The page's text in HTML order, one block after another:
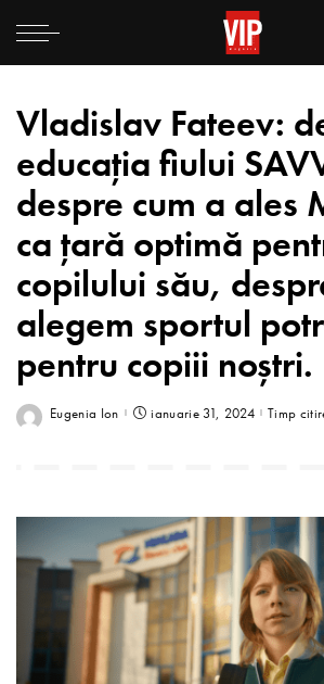
Vladislav Fateev:
educația fiului
despre cum a ales
ca țară optimă
copilului său,
alegem sportul
pentru copiii noștri.
Eugenia Ion ianuarie 31, 2024 Timp